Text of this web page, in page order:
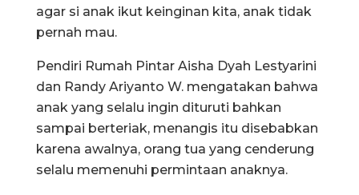
agar si anak ikut keinginan kita, anak tidak
pernah mau.
Pendiri Rumah Pintar Aisha Dyah Lestyarini
dan Randy Ariyanto W. mengatakan bahwa
anak yang selalu ingin dituruti bahkan
sampai berteriak, menangis itu disebabkan
karena awalnya, orang tua yang cenderung
selalu memenuhi permintaan anaknya.